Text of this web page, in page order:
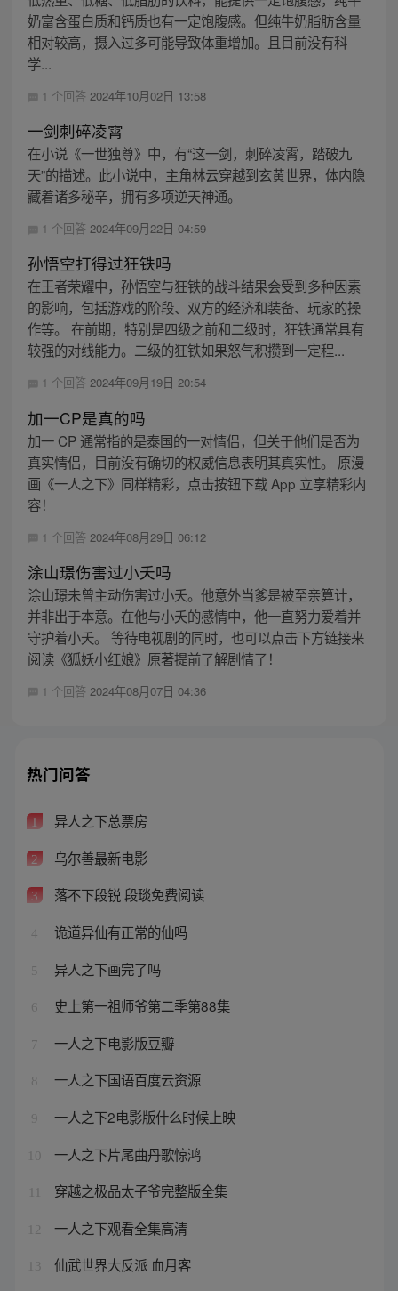
奶富含蛋白质和钙质也有一定饱腹感。但纯牛奶脂肪含量
相对较高，摄入过多可能导致体重增加。且目前没有科
学...
1 个回答 2024年10月02日 13:58
一剑刺碎凌霄
在小说《一世独尊》中，有“这一剑，刺碎凌霄，踏破九
天”的描述。此小说中，主角林云穿越到玄黄世界，体内隐
藏着诸多秘辛，拥有多项逆天神通。
1 个回答 2024年09月22日 04:59
孙悟空打得过狂铁吗
在王者荣耀中，孙悟空与狂铁的战斗结果会受到多种因素
的影响，包括游戏的阶段、双方的经济和装备、玩家的操
作等。 在前期，特别是四级之前和二级时，狂铁通常具有
较强的对线能力。二级的狂铁如果怒气积攒到一定程...
1 个回答 2024年09月19日 20:54
加一CP是真的吗
加一 CP 通常指的是泰国的一对情侣，但关于他们是否为
真实情侣，目前没有确切的权威信息表明其真实性。 原漫
画《一人之下》同样精彩，点击按钮下载 App 立享精彩内
容！
1 个回答 2024年08月29日 06:12
涂山璟伤害过小夭吗
涂山璟未曾主动伤害过小夭。他意外当爹是被至亲算计，
并非出于本意。在他与小夭的感情中，他一直努力爱着并
守护着小夭。 等待电视剧的同时，也可以点击下方链接来
阅读《狐妖小红娘》原著提前了解剧情了！
1 个回答 2024年08月07日 04:36
热门问答
1 异人之下总票房
2 乌尔善最新电影
3 落不下段锐 段琰免费阅读
4 诡道异仙有正常的仙吗
5 异人之下画完了吗
6 史上第一祖师爷第二季第88集
7 一人之下电影版豆瓣
8 一人之下国语百度云资源
9 一人之下2电影版什么时候上映
10 一人之下片尾曲丹歌惊鸿
穿越之极品太子爷完整版全集
12 一人之下观看全集高清
13 仙武世界大反派 血月客